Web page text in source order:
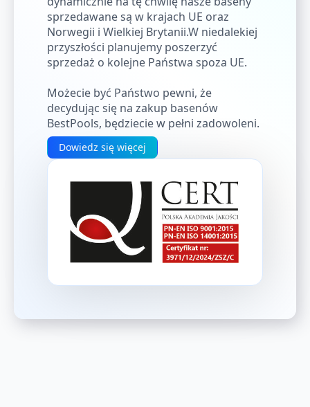
sprzedawane są w krajach UE oraz
Norwegii i Wielkiej Brytanii.W niedalekiej
przyszłości planujemy poszerzyć
sprzedaż o kolejne Państwa spoza UE.
Możecie być Państwo pewni, że
decydując się na zakup basenów
BestPools, będziecie w pełni zadowoleni.
Dowiedz się więcej